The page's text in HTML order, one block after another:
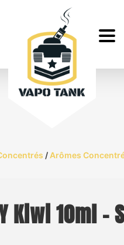
/ Arômes
Kiwi 10ml –